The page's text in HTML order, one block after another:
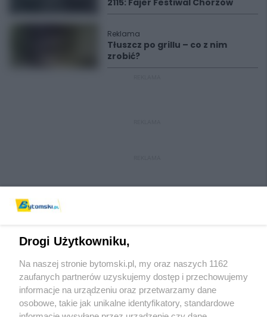
2115: Fajer Festiwal Chorzów
Reklama
Tłuszcz po grillu – co z nim
zrobić?
Wydawca mediów lokalnych
Drogi Użytkowniku,
Na naszej stronie bytomski.pl, my oraz naszych 1162
zaufanych partnerów uzyskujemy dostęp i przechowujemy
informacje na urządzeniu oraz przetwarzamy dane
osobowe, takie jak unikalne identyfikatory, standardowe